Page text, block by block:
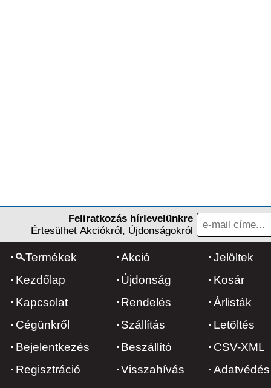
Feliratkozás hírlevelünkre
Értesülhet Akciókról, Újdonságokról
Termékek
Kezdőlap
Kapcsolat
Cégünkről
Bejelentkezés
Regisztráció
Akció
Újdonság
Rendelés
Szállítás
Beszállító
Visszahívás
Jelöltek
Kosár
Árlisták
Letöltés
CSV-XML
Adatvédés